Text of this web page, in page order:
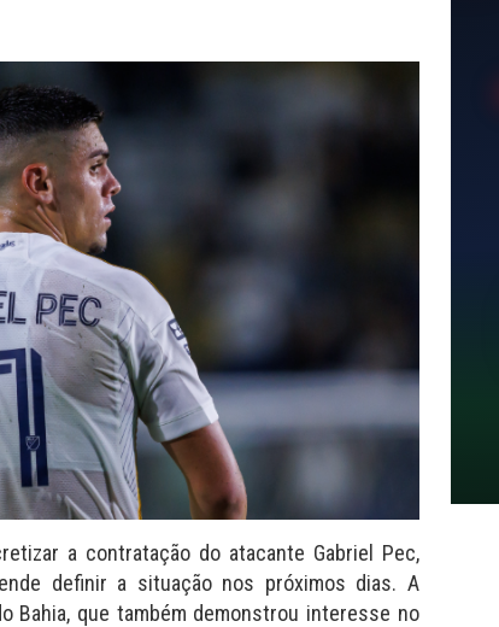
a contratação do atacante Gabriel Pec,
definir a situação nos próximos dias. A
Bahia, que também demonstrou interesse no